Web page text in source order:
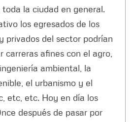
la ciudad en general.
los egresados de los
privados del sector podrían
carreras afines con el agro,
ambiental, la
el urbanismo y el
etc, etc. Hoy en día los
después de pasar por